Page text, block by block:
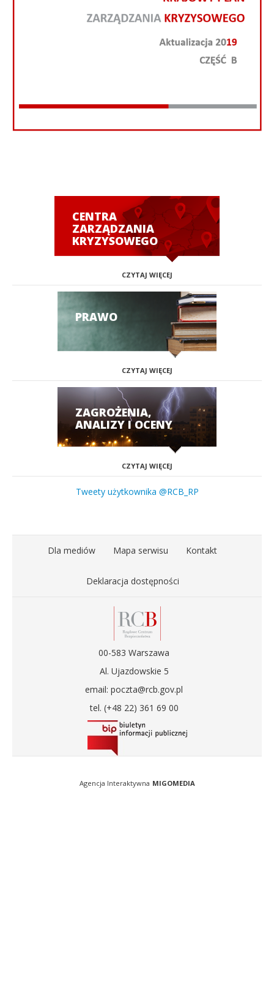
CENTRA
ZARZĄDZANIA
KRYZYSOWEGO
CZYTAJ WIĘCEJ
PRAWO
CZYTAJ WIĘCEJ
ZAGROŻENIA,
ANALIZY I OCENY
CZYTAJ WIĘCEJ
Tweety użytkownika @RCB_RP
Dla mediów Mapa serwisu Kontakt
Deklaracja dostępności
00-583 Warszawa
Al. Ujazdowskie 5
email: poczta@rcb.gov.pl
tel. (+48 22) 361 69 00
Agencja Interaktywna MIGOMEDIA